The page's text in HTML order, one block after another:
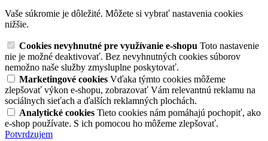
Vaše súkromie je dôležité. Môžete si vybrať nastavenia cookies
nižšie.
Cookies nevyhnutné pre využívanie e-shopu Toto nastavenie
nie je možné deaktivovať. Bez nevyhnutných cookies súborov
nemožno naše služby zmysluplne poskytovať.
Marketingové cookies Vďaka týmto cookies môžeme
zlepšovať výkon e-shopu, zobrazovať Vám relevantnú reklamu na
sociálnych sieťach a ďalších reklamných plochách.
Analytické cookies Tieto cookies nám pomáhajú pochopiť, ako
e-shop používate. S ich pomocou ho môžeme zlepšovať.
Potvrdzujem